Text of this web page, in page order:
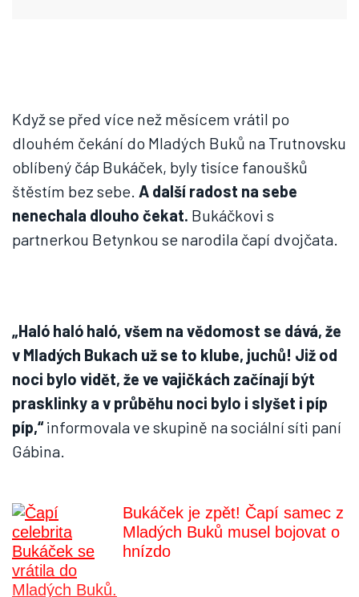
Když se před více než měsícem vrátil po
dlouhém čekání do Mladých Buků na Trutnovsku
oblíbený čáp Bukáček, byly tisíce fanoušků
štěstím bez sebe. A další radost na sebe
nenechala dlouho čekat. Bukáčkovi s
partnerkou Betynkou se narodila čapí dvojčata.
„Haló haló haló, všem na vědomost se dává, že
v Mladých Bukach už se to klube, juchů! Již od
noci bylo vidět, že ve vajičkách začínají být
prasklinky a v průběhu noci bylo i slyšet i píp
píp,“informovala ve skupině na sociální síti paní
Gábina.
Bukáček je zpět! Čapí samec z
Mladých Buků musel bojovat o
hnízdo